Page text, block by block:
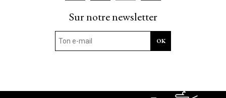
Sur notre newsletter